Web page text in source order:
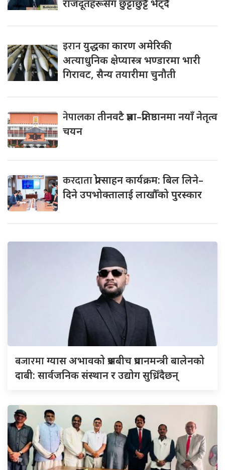
राजदूतहरूसँग छुट्टाछुट्टै भेट्दै
इरानयुद्धका कारण अमेरिकी
अत्याधुनिक क्षेप्यास्त्र भण्डारमा भारी
गिरावट, सैन्य तयारीमा चुनौती
नेपालकातीनवटै प्रज्ञा–प्रतिष्ठानमा नयाँ नेतृत्व
चयन
करदाताप्रोत्साहन कार्यक्रम: बिल लिने–
दिने उपभोक्तालाई लाखौँको पुरस्कार
बजारमाग्यास अभावको प्रश्नबीच प्रधानमन्त्री बालेनको
दाबी: सार्वजनिक संस्थान र उद्योग सुध्रिँदैछन्